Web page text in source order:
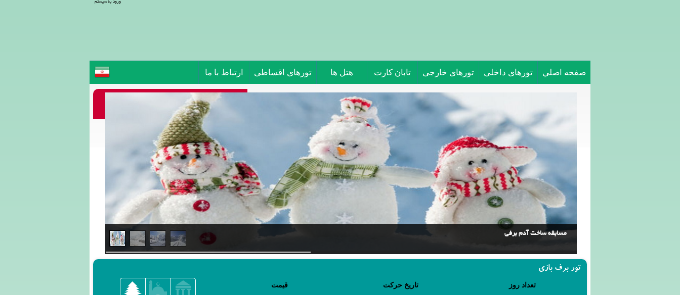
ورود به سیستم
صفحه اصلي تورهای داخلی تورهای خارجی تابان کارت هتل ها تورهای اقساطی ارتباط با ما
تور برف بازی اطراف تهران
برف بازی
مسابقه ساخت آدم برفی
تور برف بازی
تعداد روز تاریخ حرکت قیمت